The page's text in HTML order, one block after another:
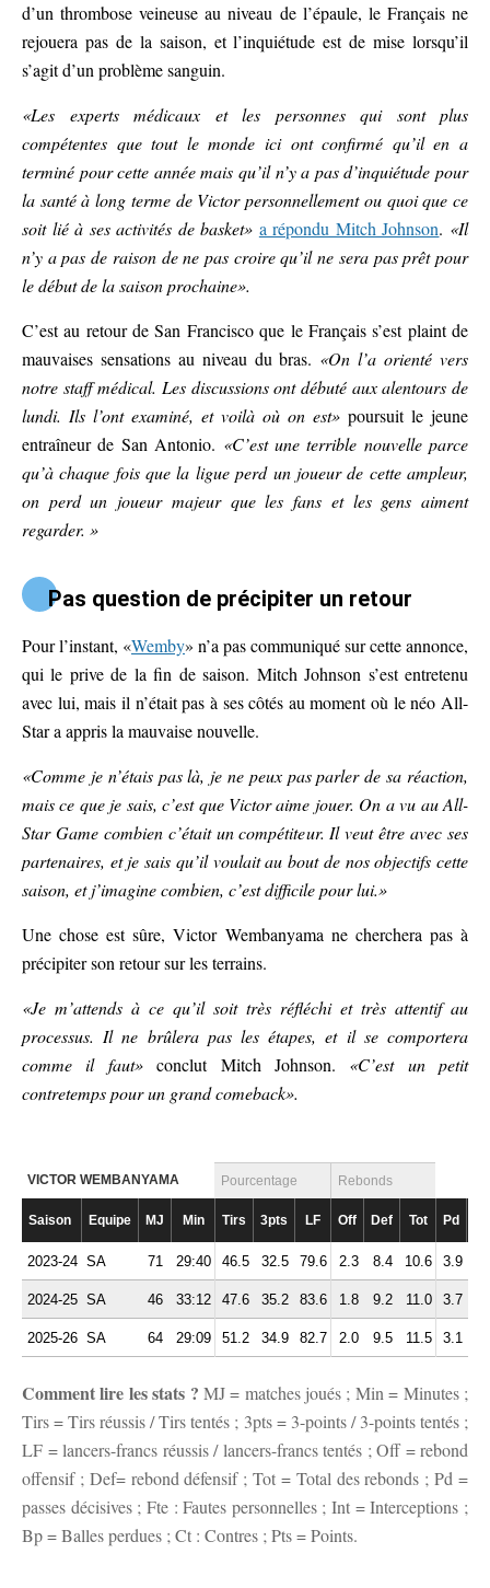
d’un thrombose veineuse au niveau de l’épaule, le Français ne
rejouera pas de la saison, et l’inquiétude est de mise lorsqu’il
s’agit d’un problème sanguin.
«Les experts médicaux et les personnes qui sont plus
compétentes que tout le monde ici ont confirmé qu’il en a
terminé pour cette année mais qu’il n’y a pas d’inquiétude pour
la santé à long terme de Victor personnellement ou quoi que ce
soit lié à ses activités de basket» a répondu Mitch Johnson. «Il
n’y a pas de raison de ne pas croire qu’il ne sera pas prêt pour
le début de la saison prochaine».
C’est au retour de San Francisco que le Français s’est plaint de
mauvaises sensations au niveau du bras. «On l’a orienté vers
notre staff médical. Les discussions ont débuté aux alentours de
lundi. Ils l’ont examiné, et voilà où on est» poursuit le jeune
entraîneur de San Antonio. «C’est une terrible nouvelle parce
qu’à chaque fois que la ligue perd un joueur de cette ampleur,
on perd un joueur majeur que les fans et les gens aiment
regarder. »
Pas question de précipiter un retour
Pour l’instant, «Wemby» n’a pas communiqué sur cette annonce,
qui le prive de la fin de saison. Mitch Johnson s’est entretenu
avec lui, mais il n’était pas à ses côtés au moment où le néo All-
Star a appris la mauvaise nouvelle.
«Comme je n’étais pas là, je ne peux pas parler de sa réaction,
mais ce que je sais, c’est que Victor aime jouer. On a vu au All-
Star Game combien c’était un compétiteur. Il veut être avec ses
partenaires, et je sais qu’il voulait au bout de nos objectifs cette
saison, et j’imagine combien, c’est difficile pour lui.»
Une chose est sûre, Victor Wembanyama ne cherchera pas à
précipiter son retour sur les terrains.
«Je m’attends à ce qu’il soit très réfléchi et très attentif au
processus. Il ne brûlera pas les étapes, et il se comportera
comme il faut»conclut Mitch Johnson. «C’est un petit
contretemps pour un grand comeback».
VICTOR WEMBANYAMA Pourcentage Rebonds
Saison Equipe MJ Min Tirs 3pts LF Off Def Tot Pd
2023-24 SA 71 29:40 46.5 32.5 79.6 2.3 8.4 10.6 3.9
2024-25 SA 46 33:12 47.6 35.2 83.6 1.8 9.2 11.0 3.7
2025-26 SA 64 29:09 51.2 34.9 82.7 2.0 9.5 11.5 3.1
Comment lire les stats ? MJ = matches joués ; Min = Minutes ;
Tirs = Tirs réussis / Tirs tentés ; 3pts = 3-points / 3-points tentés ;
LF = lancers-francs réussis / lancers-francs tentés ; Off = rebond
offensif ; Def= rebond défensif ; Tot = Total des rebonds ; Pd =
passes décisives ; Fte : Fautes personnelles ; Int = Interceptions ;
Bp = Balles perdues ; Ct : Contres ; Pts = Points.